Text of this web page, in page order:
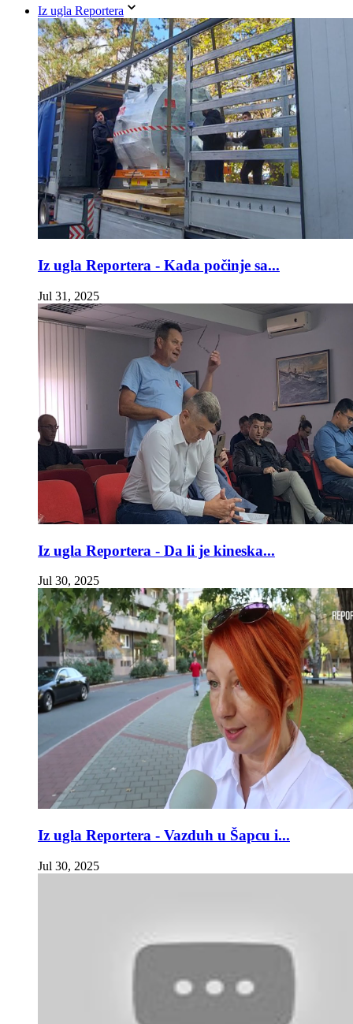
Iz ugla Reportera
Iz ugla Reportera - Kada počinje sa...
Jul 31, 2025
Iz ugla Reportera - Da li je kineska...
Jul 30, 2025
Iz ugla Reportera - Vazduh u Šapcu i...
Jul 30, 2025